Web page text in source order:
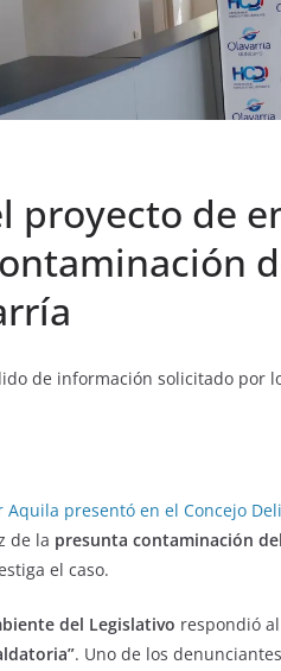
proyecto de
de información solicitado por
presentó en el Concejo
de la presunta contaminación
el caso.
del Legislativo respondió
. Uno de los